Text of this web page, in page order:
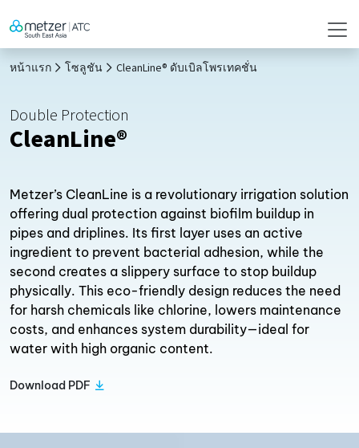
หน้าแรก โซลูชัน CleanLine® ดับเบิลโพรเทคชั่น
Double Protection
CleanLine®
Metzer’s CleanLine is a revolutionary irrigation solution
offering dual protection against biofilm buildup in
pipes and driplines. Its first layer uses an active
ingredient to prevent bacterial adhesion, while the
second creates a slippery surface to stop buildup
physically. This eco-friendly design reduces the need
for harsh chemicals like chlorine, lowers maintenance
costs, and enhances system durability—ideal for
water with high organic content.
Download PDF